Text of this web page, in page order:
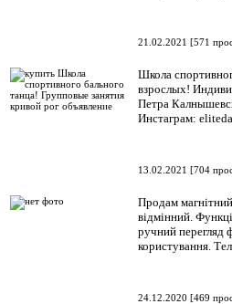
21.02.2021 [571
Школа
взрослых!
Петра
Инстаграм:
13.02.2021 [704
Продам
відмінний.
ручний перегляд
користування.
24.12.2020 [469